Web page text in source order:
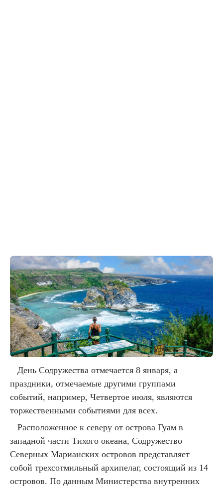
День Содружества отмечается 8 января, а
праздники, отмечаемые другими группами
событий, например, Четвертое июля, являются
торжественными событиями для всех.
Расположенное к северу от острова Гуам в
западной части Тихого океана, Содружество
Северных Марианских островов представляет
собой трехсотмильный архипелаг, состоящий из 14
островов. По данным Министерства внутренних